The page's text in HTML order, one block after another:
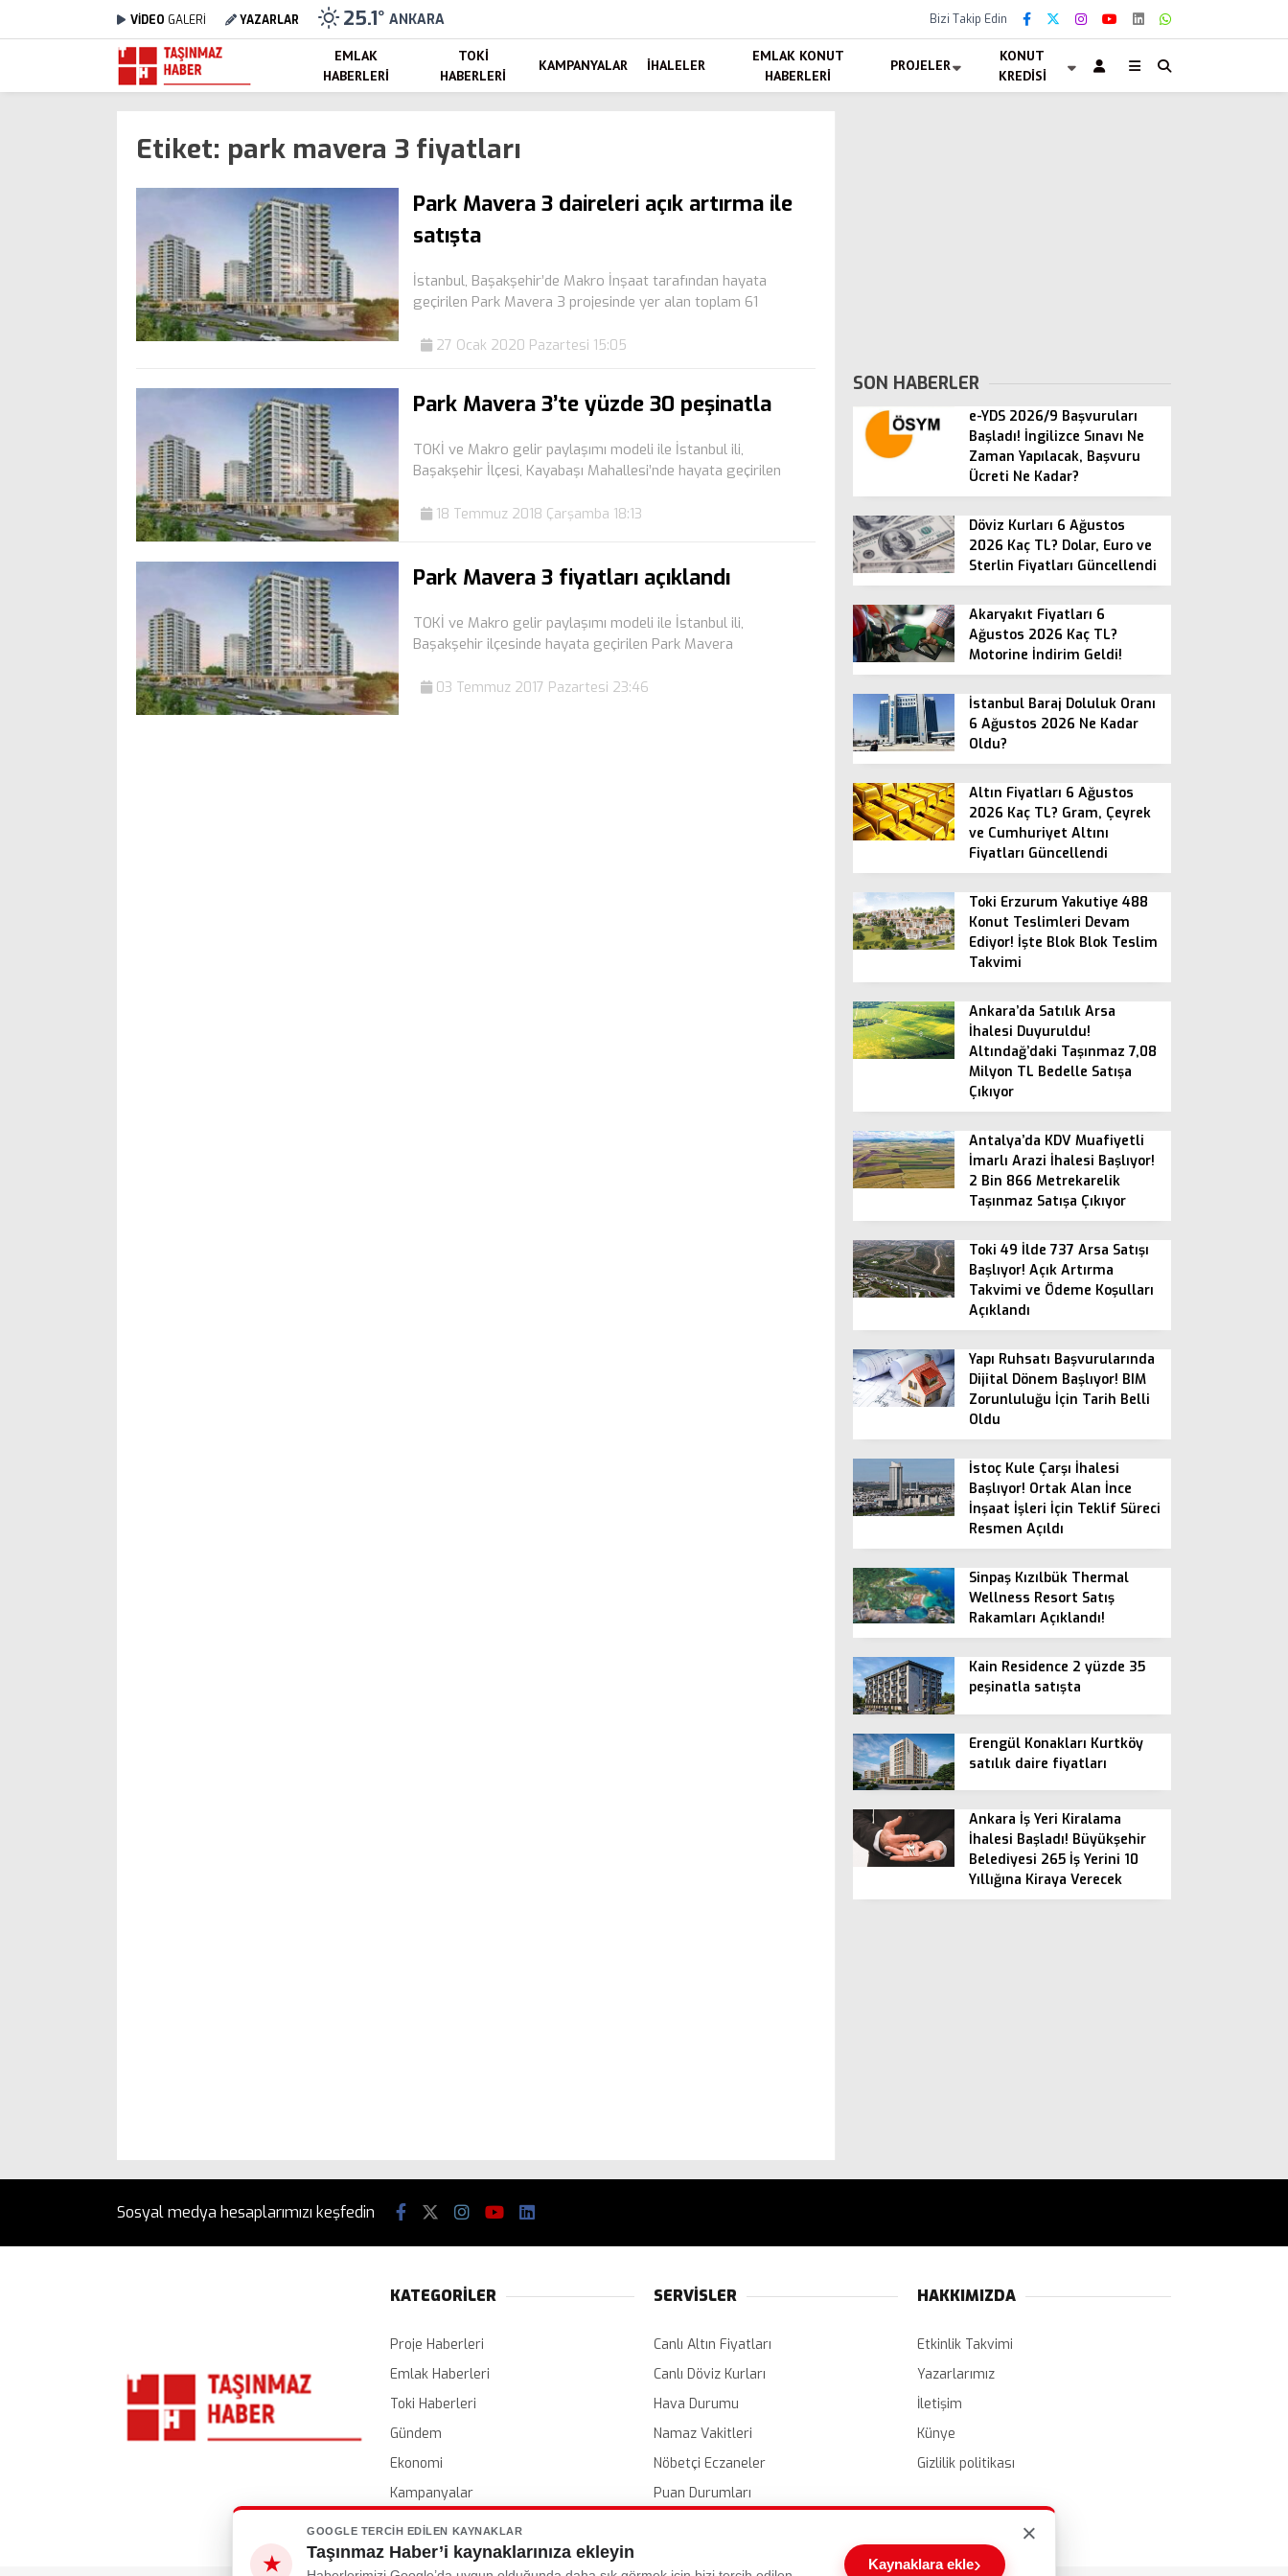
VİDEO GALERİ YAZARLAR 25.1° ANKARA Bizi Takip Edin
EMLAK
HABERLERI
TOKI
HABERLERI
KAMPANYALAR İHALELER
EMLAK KONUT
HABERLERI
PROJELER
KONUT
KREDISI
Etiket: park mavera 3 fiyatları
Park Mavera 3 daireleri açık artırma ile
satışta
İstanbul, Başakşehir’de Makro İnşaat tarafından hayata
geçirilen Park Mavera 3 projesinde yer alan toplam 61
27 Ocak 2020 Pazartesi 15:05
Park Mavera 3’te yüzde 30 peşinatla
TOKİ ve Makro gelir paylaşımı modeli ile İstanbul ili,
Başakşehir İlçesi, Kayabaşı Mahallesi’nde hayata geçirilen
18 Temmuz 2018 Çarşamba 18:13
Park Mavera 3 fiyatları açıklandı
TOKİ ve Makro gelir paylaşımı modeli ile İstanbul ili,
Başakşehir ilçesinde hayata geçirilen Park Mavera
03 Temmuz 2017 Pazartesi 23:46
SON HABERLER
e-YDS 2026/9 Başvuruları
Başladı! İngilizce Sınavı Ne
Zaman Yapılacak, Başvuru
Ücreti Ne Kadar?
Döviz Kurları 6 Ağustos
2026 Kaç TL? Dolar, Euro ve
Sterlin Fiyatları Güncellendi
Akaryakıt Fiyatları 6
Ağustos 2026 Kaç TL?
Motorine İndirim Geldi!
İstanbul Baraj Doluluk Oranı
6 Ağustos 2026 Ne Kadar
Oldu?
Altın Fiyatları 6 Ağustos
2026 Kaç TL? Gram, Çeyrek
ve Cumhuriyet Altını
Fiyatları Güncellendi
Toki Erzurum Yakutiye 488
Konut Teslimleri Devam
Ediyor! İşte Blok Blok Teslim
Takvimi
Ankara’da Satılık Arsa
İhalesi Duyuruldu!
Altındağ’daki Taşınmaz 7,08
Milyon TL Bedelle Satışa
Çıkıyor
Antalya’da KDV Muafiyetli
İmarlı Arazi İhalesi Başlıyor!
2 Bin 866 Metrekarelik
Taşınmaz Satışa Çıkıyor
Toki 49 İlde 737 Arsa Satışı
Başlıyor! Açık Artırma
Takvimi ve Ödeme Koşulları
Açıklandı
Yapı Ruhsatı Başvurularında
Dijital Dönem Başlıyor! BIM
Zorunluluğu İçin Tarih Belli
Oldu
İstoç Kule Çarşı İhalesi
Başlıyor! Ortak Alan İnce
İnşaat İşleri İçin Teklif Süreci
Resmen Açıldı
Sinpaş Kızılbük Thermal
Wellness Resort Satış
Rakamları Açıklandı!
Kain Residence 2 yüzde 35
peşinatla satışta
Erengül Konakları Kurtköy
satılık daire fiyatları
Ankara İş Yeri Kiralama
İhalesi Başladı! Büyükşehir
Belediyesi 265 İş Yerini 10
Yıllığına Kiraya Verecek
Sosyal medya hesaplarımızı keşfedin
KATEGORİLER
Proje Haberleri
Emlak Haberleri
Toki Haberleri
Gündem
Ekonomi
Kampanyalar
İhaleler
SERVİSLER
Canlı Altın Fiyatları
Canlı Döviz Kurları
Hava Durumu
Namaz Vakitleri
Nöbetçi Eczaneler
Puan Durumları
HAKKIMIZDA
Etkinlik Takvimi
Yazarlarımız
İletişim
Künye
Gizlilik politikası
★
GOOGLE TERCIH EDILEN KAYNAKLAR
Taşınmaz Haber’i kaynaklarınıza ekleyin
Kaynaklara ekle›
×